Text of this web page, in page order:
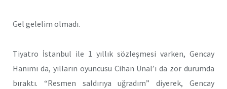
Gel gelelim olmadı.
Tiyatro İstanbul ile 1 yıllık sözleşmesi varken, Gencay
Hanımı da, yılların oyuncusu Cihan Ünal’ı da zor durumda
bıraktı. “Resmen saldırıya uğradım” diyerek, Gencay